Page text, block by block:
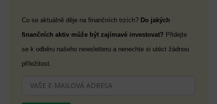
Co se aktuálně děje na finančních trzích? Do jakých
finančních aktiv může být zajímavé investovat? Přidejte
se k odběru našeho newsletteru a nenechte si utéct žádnou
příležitost.